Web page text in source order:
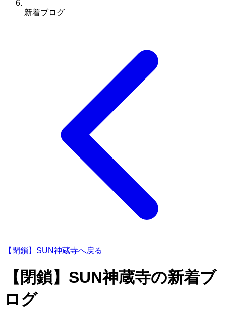
新着ブログ
【閉鎖】SUN神蔵寺へ戻る
【閉鎖】SUN神蔵寺の新着ブ
ログ